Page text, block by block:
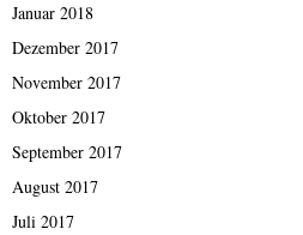
Januar 2018
Dezember 2017
November 2017
Oktober 2017
September 2017
August 2017
Juli 2017